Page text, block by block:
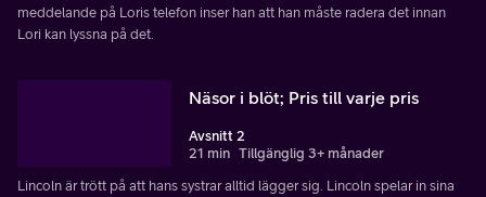
meddelande på Loris telefon inser han att han måste radera det innan
Lori kan lyssna på det.
Näsor i blöt; Pris till varje pris
Avsnitt 2
21 min Tillgänglig 3+ månader
Lincoln är trött på att hans systrar alltid lägger sig. Lincoln spelar in sina